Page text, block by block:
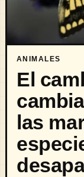
ANIMALES
El
las